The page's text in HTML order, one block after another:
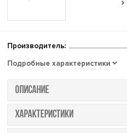
Производитель:
Подробные характеристики
ОПИСАНИЕ
ХАРАКТЕРИСТИКИ